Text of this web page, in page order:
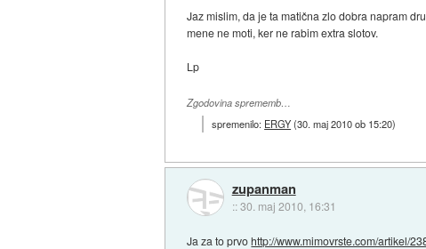
Jaz mislim, da je ta matična zlo dobra napram
mene ne moti, ker ne rabim extra slotov.
Lp
Zgodovina sprememb…
spremenilo: ERGY(30. maj 2010 ob 15:20)
zupanman
::30. maj 2010, 16:31
Ja za to prvohttp://www.mimovrste.com/artikel/